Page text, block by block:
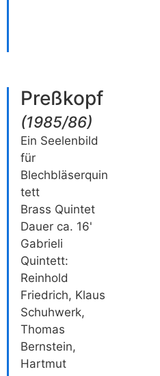
Preßkopf
(1985/86)
Ein Seelenbild
für
Blechbläserquin
tett
Brass Quintet
Dauer ca. 16'
Gabrieli
Quintett:
Reinhold
Friedrich, Klaus
Schuhwerk,
Thomas
Bernstein,
Hartmut